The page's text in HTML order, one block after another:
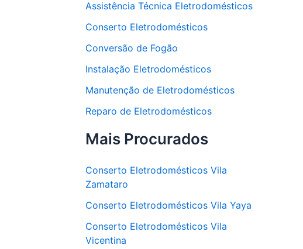
Assistência Técnica Eletrodomésticos
Conserto Eletrodomésticos
Conversão de Fogão
Instalação Eletrodomésticos
Manutenção de Eletrodomésticos
Reparo de Eletrodomésticos
Mais Procurados
Conserto Eletrodomésticos Vila
Zamataro
Conserto Eletrodomésticos Vila Yaya
Conserto Eletrodomésticos Vila
Vicentina